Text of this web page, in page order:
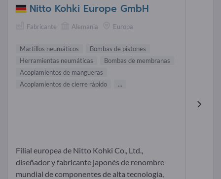
Nitto Kohki Europe GmbH
Fabricante Alemania Europa
Martillos neumáticos
Bombas de pistones
Herramientas neumáticas
Bombas de membranas
Acoplamientos de mangueras
Acoplamientos de cierre rápido
...
Filial europea de Nitto Kohki Co., Ltd.,
diseñador y fabricante japonés de renombre
mundial de componentes de alta tecnología,